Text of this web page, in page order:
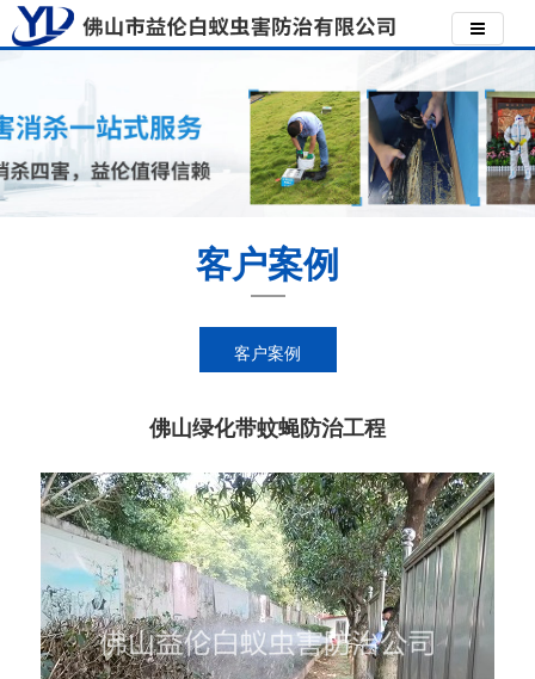
客户案例
客户案例
佛山绿化带蚊蝇防治工程